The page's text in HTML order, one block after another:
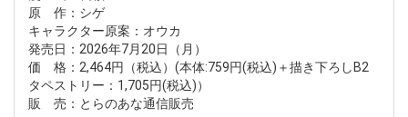
原 作：シゲ
キャラクター原案：オウカ
発売日：2026年7月20日（月）
価 格：2,464円（税込）(本体:759円(税込)＋描き下ろしB2
タペストリー：1,705円(税込)）
販 売：とらのあな通信販売